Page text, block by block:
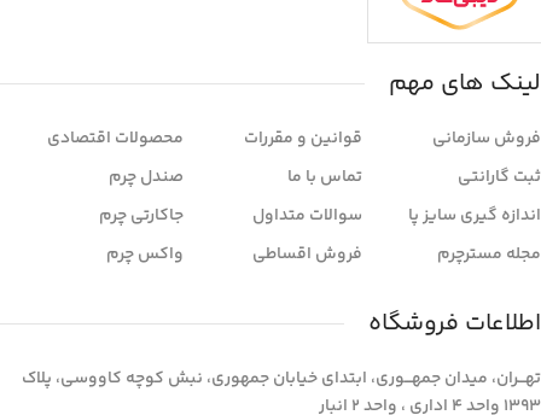
لینک های مهم
فروش سازمانی
ثبت گارانتی
اندازه گیری سایز پا
مجله مسترچرم
قوانین و مقررات
تماس با ما
سوالات متداول
فروش اقساطی
محصولات اقتصادی
صندل چرم
جاکارتی چرم
واکس چرم
اطلاعات فروشگاه
تهـــران، میدان جمهـــوری، ابتدای خیابان جمهوری، نبش کوچه کاووسی، پلاک
1393 واحد 4 اداری ، واحد 2 انبار